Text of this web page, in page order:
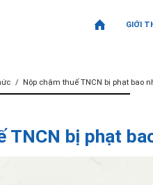
GIỚI
Nộp chậm thuế TNCN bị phạt bao
TNCN bị phạt